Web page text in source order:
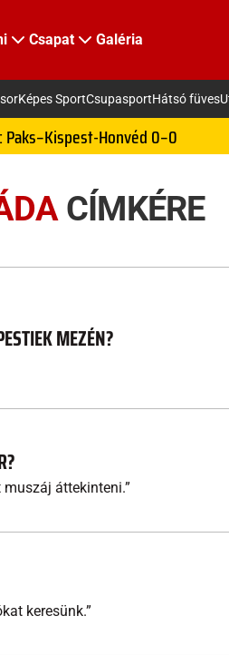
Csapat Galéria
Képes SportCsupasportHátsó füves
Paks–Kispest-Honvéd 0–0
CÍMKÉRE
MEZÉN?
áttekinteni.”
keresünk.”